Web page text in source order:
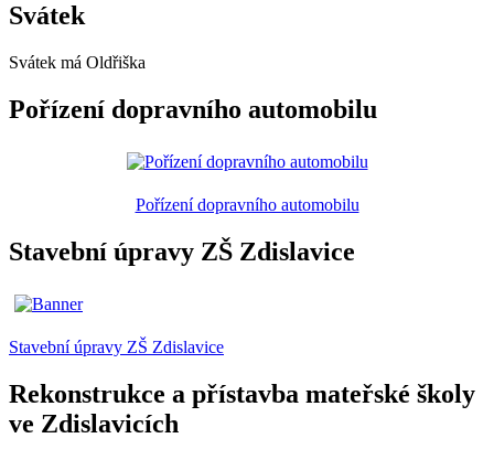
Svátek
Svátek má Oldřiška
Pořízení dopravního automobilu
Pořízení dopravního automobilu
Stavební úpravy ZŠ Zdislavice
Stavební úpravy ZŠ Zdislavice
Rekonstrukce a přístavba mateřské školy
ve Zdislavicích